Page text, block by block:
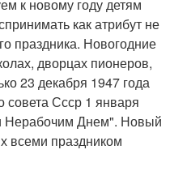
к новому году детям
как атрибут не
праздника. Новогодние
дворцах пионеров,
23 декабря 1947 года
совета Ссср 1 января
Нерабочим Днем". Новый
всеми праздником